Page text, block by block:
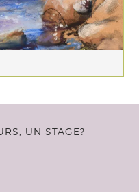
UN STAGE?